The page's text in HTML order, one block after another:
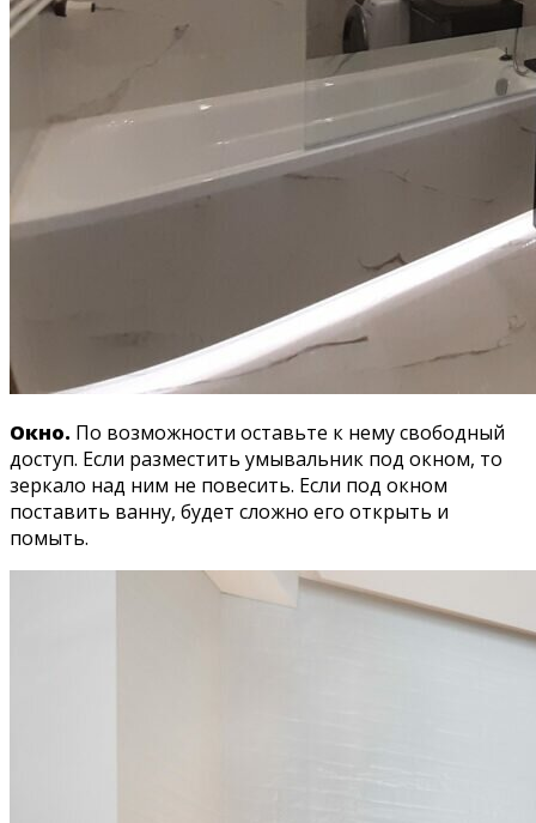
Окно. По возможности оставьте к нему свободный
доступ. Если разместить умывальник под окном, то
зеркало над ним не повесить. Если под окном
поставить ванну, будет сложно его открыть и
помыть.